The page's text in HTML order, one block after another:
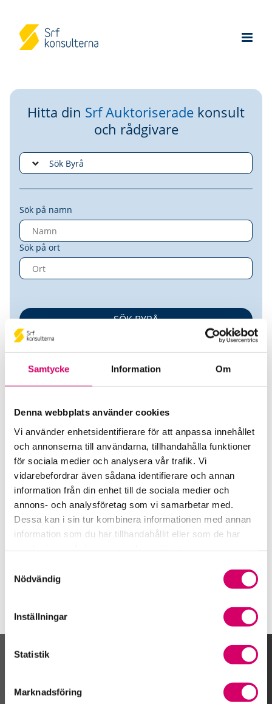
Samtycke Information Om
Denna webbplats använder cookies
Vi använder enhetsidentifierare för att anpassa innehållet
och annonserna till användarna, tillhandahålla funktioner
för sociala medier och analysera vår trafik. Vi
vidarebefordrar även sådana identifierare och annan
information från din enhet till de sociala medier och
annons- och analysföretag som vi samarbetar med.
Dessa kan i sin tur kombinera informationen med annan
information som du har tillhandahållit eller som de har
Nödvändig
Inställningar
Statistik
Marknadsföring
Hitta din Srf Auktoriserade konsult
och rådgivare
Sök på namn
Sök på ort
Hedin Mobility Group AB (publ)
Srf Auktoriserade konsulter
Robert Jonsson
Auktoriserad Lönekonsult
Mölndal